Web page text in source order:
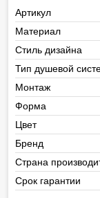
Артикул
Материал
Стиль дизайна
Тип душевой
Монтаж
Форма
Цвет
Бренд
Страна
Срок гарантии